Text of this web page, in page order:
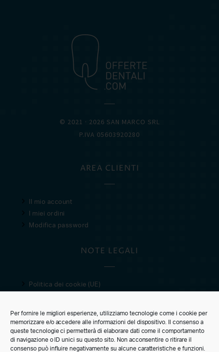
Per fornire le migliori esperienze, utilizziamo tecnologie come i cookie per
memorizzare e/o accedere alle informazioni del dispositivo. Il consenso a
queste tecnologie ci permetterà di elaborare dati come il comportamento
di navigazione o ID unici su questo sito. Non acconsentire o ritirare il
consenso può influire negativamente su alcune caratteristiche e funzioni.
© 2021 · 2026 SAN MARCO SRL
P.IVA 05603920280
AREA CLIENTI
Il mio account
I miei ordini
Modifica password
NOTE LEGALI
Politica dei cookie (UE)
CUSTOMER CARE